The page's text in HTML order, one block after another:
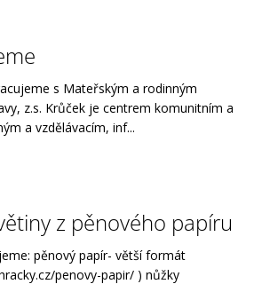
s Mateřským a rodinným
z.s. Krůček je centrem komunitním a
a vzdělávacím, inf...
z pěnového papíru
pěnový papír- větší formát
penovy-papir/ ) nůžky